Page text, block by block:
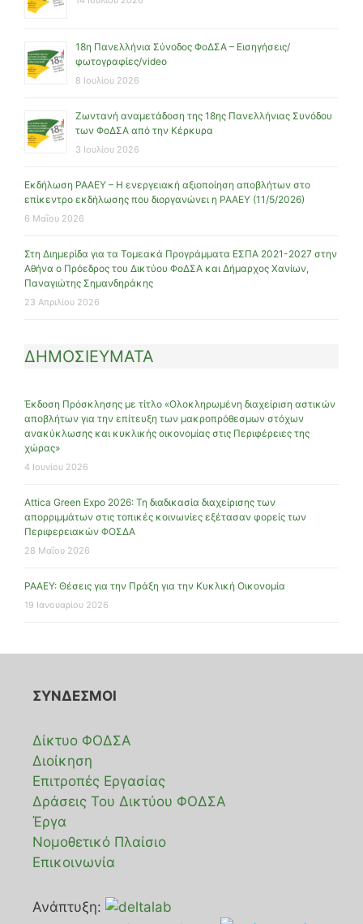
18η Πανελλήνια Σύνοδος ΦοΔΣΑ – Εισηγήσεις/
φωτογραφίες/video
8 Ιουλίου 2026
Ζωντανή αναμετάδοση της 18ης Πανελλήνιας Συνόδου
των ΦοΔΣΑ από την Κέρκυρα
3 Ιουλίου 2026
Εκδήλωση ΡΑΑΕΥ – Η ενεργειακή αξιοποίηση αποβλήτων στο
επίκεντρο εκδήλωσης που διοργανώνει η ΡΑΑΕΥ (11/5/2026)
6 Μαΐου 2026
Στη Διημερίδα για τα Τομεακά Προγράμματα ΕΣΠΑ 2021-2027 στην
Αθήνα ο Πρόεδρος του Δικτύου ΦοΔΣΑ και Δήμαρχος Χανίων,
Παναγιώτης Σημανδηράκης
23 Απριλίου 2026
ΔΗΜΟΣΙΕΥΜΑΤΑ
Έκδοση Πρόσκλησης με τίτλο «Ολοκληρωμένη διαχείριση αστικών
αποβλήτων για την επίτευξη των μακροπρόθεσμων στόχων
ανακύκλωσης και κυκλικής οικονομίας στις Περιφέρειες της
χώρας»
4 Ιουνίου 2026
Attica Green Expo 2026: Τη διαδικασία διαχείρισης των
απορριμμάτων στις τοπικές κοινωνίες εξέτασαν φορείς των
Περιφερειακών ΦΟΣΔΑ
28 Μαΐου 2026
ΡΑΑΕΥ: Θέσεις για την Πράξη για την Κυκλική Οικονομία
19 Ιανουαρίου 2026
ΣΥΝΔΕΣΜΟΙ
Δίκτυο ΦΟΔΣΑ
Διοίκηση
Επιτροπές Εργασίας
Δράσεις Του Δικτύου ΦΟΔΣΑ
Έργα
Νομοθετικό Πλαίσιο
Επικοινωνία
Ανάπτυξη: